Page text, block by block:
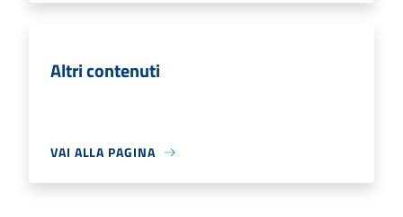
Altri contenuti
VAI ALLA PAGINA